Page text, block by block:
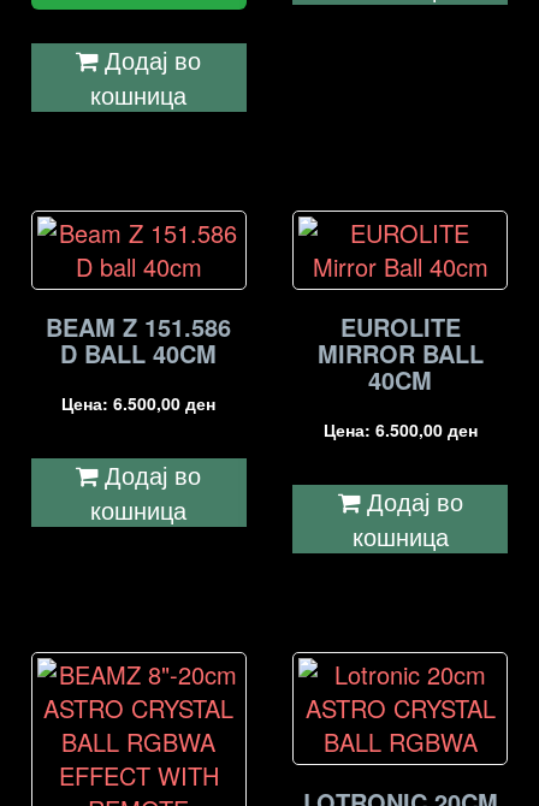
Додај во
кошница
BEAM Z 151.586
D BALL 40CM
Цена:6.500,00ден
Додај во
кошница
EUROLITE
MIRROR BALL
40CM
Цена: 6.500,00 ден
Додај во
кошница